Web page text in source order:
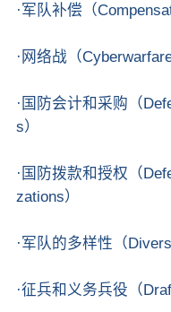
·军队补偿（
·网络战（Cyberwarfare
·国防会计和采购（
s）
·国防拨款和授权（
zations）
·军队的多样性（
·征兵和义务兵役（